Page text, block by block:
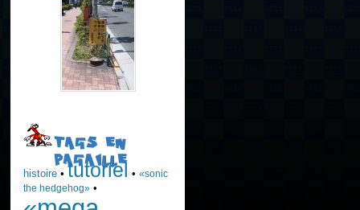
TAGS EN
PAGAILLE
histoire• tutoriel • «sonic
the hedgehog»•